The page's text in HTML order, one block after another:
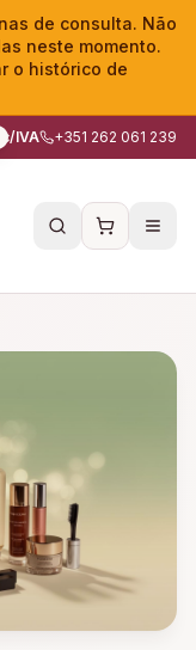
de consulta. Não
neste momento.
o histórico de
c/IVA +351 262 061 239